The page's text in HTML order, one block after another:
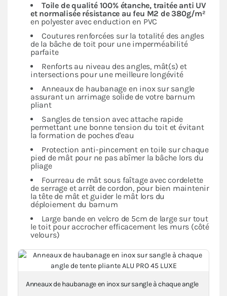
Toile de qualité 100% étanche, traitée anti UV
et normalisée résistance au feu M2 de 380g/m²
en polyester avec enduction en PVC
Coutures renforcées sur la totalité des angles
de la bâche de toit pour une imperméabilité
parfaite
Renforts au niveau des angles, mât(s) et
intersections pour une meilleure longévité
Anneaux de haubanage en inox sur sangle
assurant un arrimage solide de votre barnum
pliant
Sangles de tension avec attache rapide
permettant une bonne tension du toit et évitant
la formation de poches d'eau
Protection anti-pincement en toile sur chaque
pied de mât pour ne pas abîmer la bâche lors du
pliage
Fourreau de mât sous faîtage avec cordelette
de serrage et arrêt de cordon, pour bien maintenir
la tête de mât et guider le mât lors du
déploiement du barnum
Large bande en velcro de 5cm de large sur tout
le toit pour accrocher efficacement les murs (côté
velours)
Anneaux de haubanage en inox sur sangle à chaque angle